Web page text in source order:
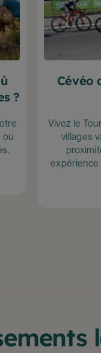
?
ou
Cévéo
Vivez le
villages
expérience